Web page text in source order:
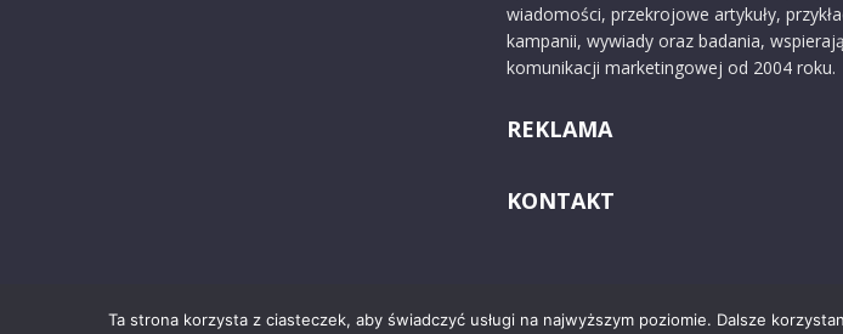
wiadomości, przekrojowe artykuły,
kampanii, wywiady oraz badania,
komunikacji marketingowej od 2004 roku.
REKLAMA
KONTAKT
Ta strona korzysta z ciasteczek, aby świadczyć usługi na najwyższym poziomie. Dalsze